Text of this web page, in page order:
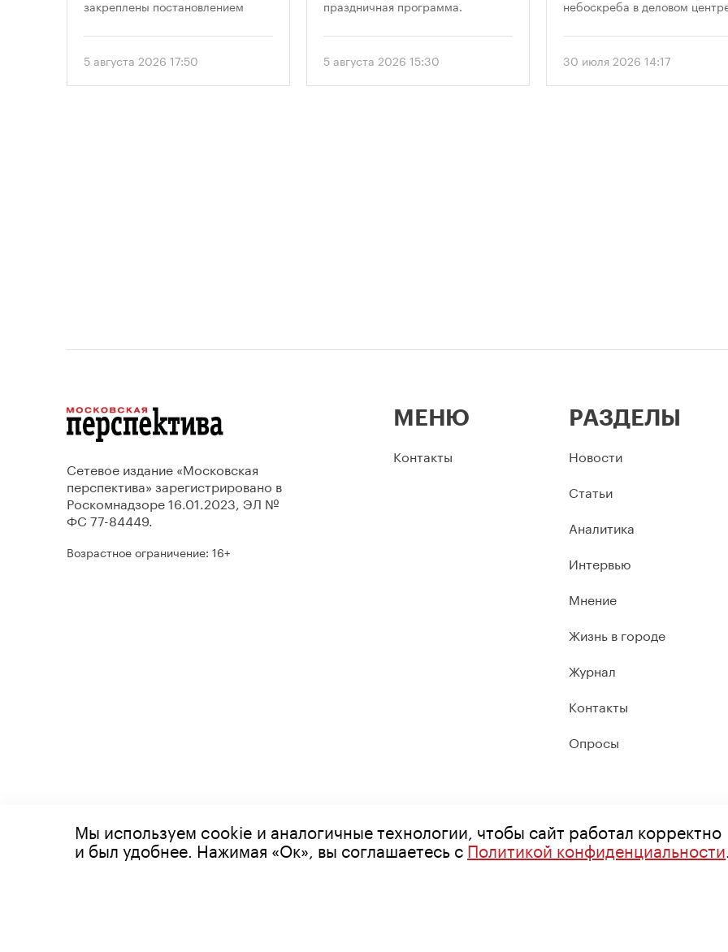
закреплены постановлением
от 5 августа 2026 года. Документ
подход к определению
необходимого количества
5 августа 2026 17:50
праздничная программа.
5 августа 2026 15:30
небоскреба в деловом
предусматривает
метров.
30 июля 2026 14:17
Сетевое издание «Московская
перспектива» зарегистрировано в
Роскомнадзоре 16.01.2023, ЭЛ №
ФС 77-84449.
Возрастное ограничение: 16+
МЕНЮ
Контакты
РАЗДЕЛЫ
Новости
Статьи
Аналитика
Интервью
Мнение
Жизнь в городе
Журнал
Контакты
Опросы
© 2026 Все права защищены
Мы используем cookie и аналогичные технологии, чтобы сайт работал корректно
и был удобнее. Нажимая «Ок», вы соглашаетесь сПолитикой конфиденциальности